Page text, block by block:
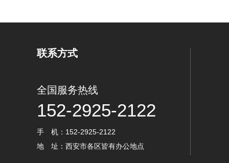
联系方式
全国服务热线
152-2925-2122
手 机：152-2925-2122
地 址：西安市各区皆有办公地点